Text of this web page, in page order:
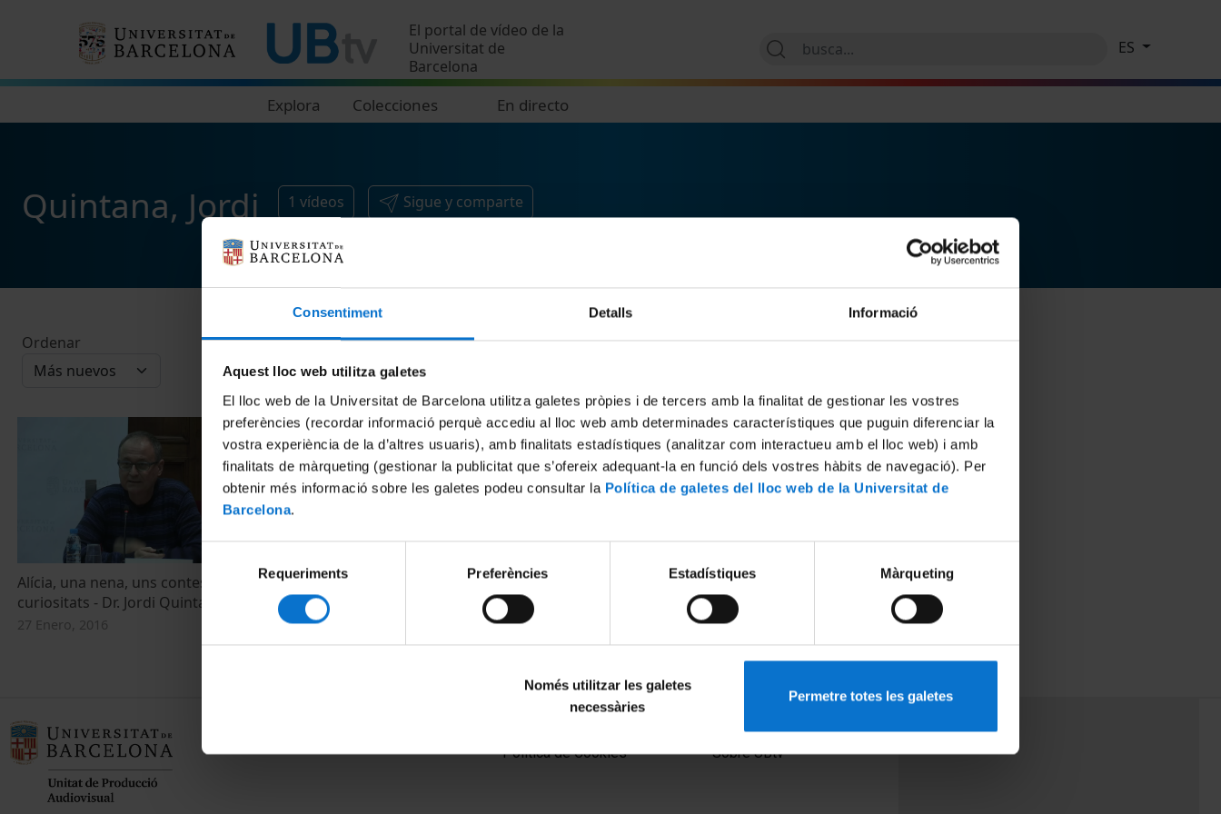
Consentiment Detalls Informació
Aquest lloc web utilitza galetes
El lloc web de la Universitat de Barcelona utilitza galetes pròpies i de tercers amb la finalitat de gestionar les vostres
preferències (recordar informació perquè accediu al lloc web amb determinades característiques que puguin diferenciar la
vostra experiència de la d’altres usuaris), amb finalitats estadístiques (analitzar com interactueu amb el lloc web) i amb
finalitats de màrqueting (gestionar la publicitat que s’ofereix adequant-la en funció dels vostres hàbits de navegació). Per
obtenir més informació sobre les galetes podeu consultar la Política de galetes del lloc web de la Universitat de
Barcelona.
consentiment
Requeriments Preferències Estadístiques Màrqueting
Només utilitzar les galetes
necessàries
Permetre totes les galetes
El portal de vídeo de la
Universitat de
Barcelona
Explora Colecciones En directo
ES
Quintana, Jordi 1 vídeos Sigue y comparte
Ordenar
Alícia, una nena, uns contes i moltes
curiositats - Dr. Jordi Quintana
27 Enero, 2016
Política de Cookies
Sobre UBtv